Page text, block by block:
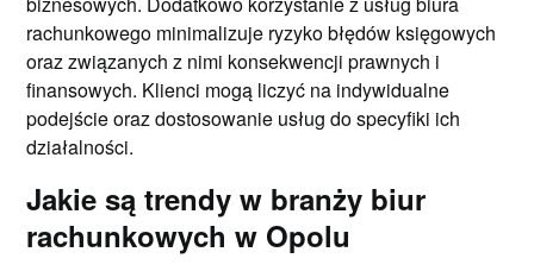
rachunkowego minimalizuje ryzyko błędów księgowych
oraz związanych z nimi konsekwencji prawnych i
finansowych. Klienci mogą liczyć na indywidualne
podejście oraz dostosowanie usług do specyfiki ich
działalności.
Jakie są trendy w branży biur
rachunkowych w Opolu